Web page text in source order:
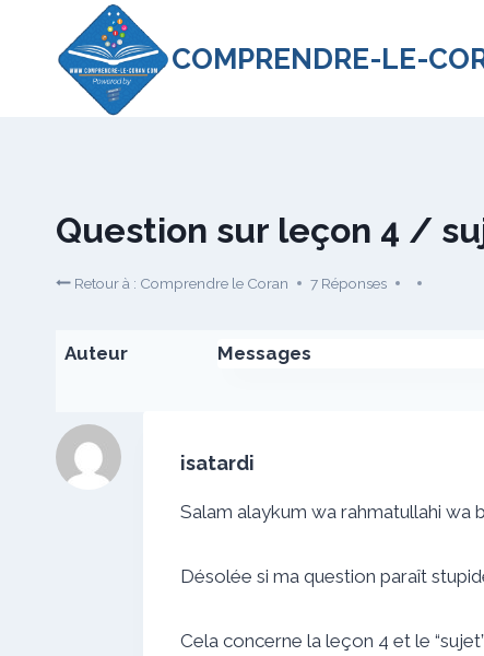
contenu
COMPRENDRE-LE-
Question sur leçon 4 /
Retour à : Comprendre le Coran 7 Réponses
Auteur Messages
isatardi
Salam alaykum wa rahmatullahi wa
Désolée si ma question paraît
Cela concerne la leçon 4 et le